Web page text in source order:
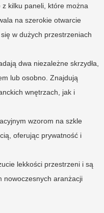
z kilku paneli, które można
na szerokie otwarcie
w dużych przestrzeniach
dwa niezależne skrzydła,
lub osobno. Znajdują
wnętrzach, jak i
wzorom na szkle
oferując prywatność i
lekkości przestrzeni i są
nowoczesnych aranżacji